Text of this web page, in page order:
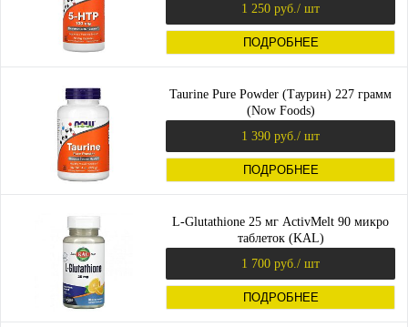
1 250 руб. / шт
ПОДРОБНЕЕ
Taurine Pure Powder (Таурин) 227 грамм
(Now Foods)
1 390 руб. / шт
ПОДРОБНЕЕ
L-Glutathione 25 мг ActivMelt 90 микро
таблеток (KAL)
1 700 руб. / шт
ПОДРОБНЕЕ